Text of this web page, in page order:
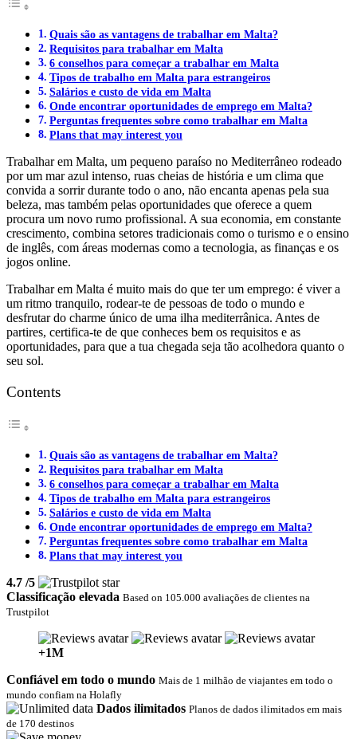
Quais são as vantagens de trabalhar em Malta?
Requisitos para trabalhar em Malta
6 conselhos para começar a trabalhar em Malta
Tipos de trabalho em Malta para estrangeiros
Salários e custo de vida em Malta
Onde encontrar oportunidades de emprego em Malta?
Perguntas frequentes sobre como trabalhar em Malta
Plans that may interest you
Trabalhar em Malta, um pequeno paraíso no Mediterrâneo rodeado
por um mar azul intenso, ruas cheias de história e um clima que
convida a sorrir durante todo o ano, não encanta apenas pela sua
beleza, mas também pelas oportunidades que oferece a quem
procura um novo rumo profissional. A sua economia, em constante
crescimento, combina setores tradicionais como o turismo e o ensino
de inglês, com áreas modernas como a tecnologia, as finanças e os
jogos online.
Trabalhar em Malta é muito mais do que ter um emprego: é viver a
um ritmo tranquilo, rodear-te de pessoas de todo o mundo e
desfrutar do charme único de uma ilha mediterrânica. Antes de
partires, certifica-te de que conheces bem os requisitos e as
oportunidades, para que a tua chegada seja tão acolhedora quanto o
seu sol.
Contents
Quais são as vantagens de trabalhar em Malta?
Requisitos para trabalhar em Malta
6 conselhos para começar a trabalhar em Malta
Tipos de trabalho em Malta para estrangeiros
Salários e custo de vida em Malta
Onde encontrar oportunidades de emprego em Malta?
Perguntas frequentes sobre como trabalhar em Malta
Plans that may interest you
4.7 /5
Classificação elevada Based on 105.000 avaliações de clientes na
Trustpilot
+1M
Confiável em todo o mundo Mais de 1 milhão de viajantes em todo o
mundo confiam na Holafly
Dados ilimitados Planos de dados ilimitados em mais
de 170 destinos‎